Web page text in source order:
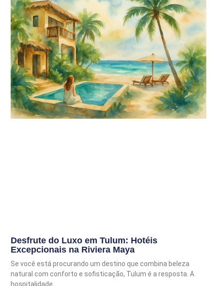
Desfrute do Luxo em Tulum: Hotéis
Excepcionais na Riviera Maya
Se você está procurando um destino que combina beleza
natural com conforto e sofisticação, Tulum é a resposta. A
hospitalidade